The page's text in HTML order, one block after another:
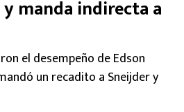
manda indirecta a
el desempeño de Edson
un recadito a Sneijder y